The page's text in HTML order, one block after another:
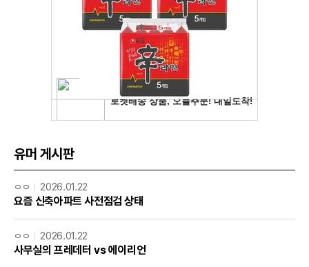
유머 게시판
ㅇㅇ 2026.01.22
요즘 신축아파트 사전점검 상태
ㅇㅇ 2026.01.22
사무실의 프레데터 vs 에이리언